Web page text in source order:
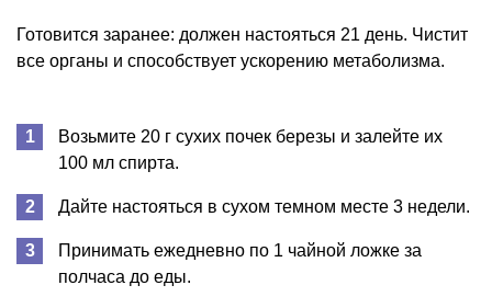
Готовится заранее: должен настояться 21 день. Чистит
все органы и способствует ускорению метаболизма.
Возьмите 20 г сухих почек березы и залейте их
100 мл спирта.
Дайте настояться в сухом темном месте 3 недели.
Принимать ежедневно по 1 чайной ложке за
полчаса до еды.